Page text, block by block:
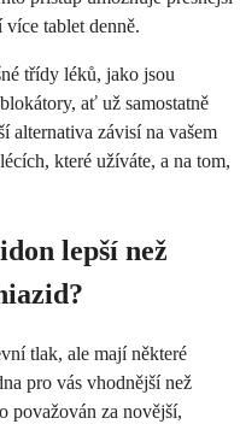
tablet denně.
třídy léků, jako jsou
ať už samostatně
alternativa závisí na vašem
které užíváte, a na tom,
lepší než
tlak, ale mají některé
pro vás vhodnější než
považován za novější,